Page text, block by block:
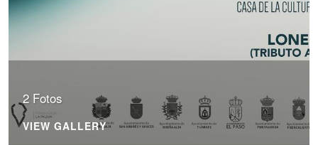
2 Fotos
VIEW GALLERY